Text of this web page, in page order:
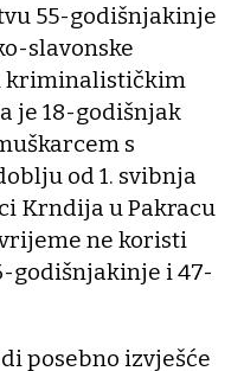
55-godišnjakinje
slavonske
kriminalističkim
je 18-godišnjak
s
od 1. svibnja
Krndija u Pakracu
ne koristi
godišnjakinje i 47-
posebno izvješće